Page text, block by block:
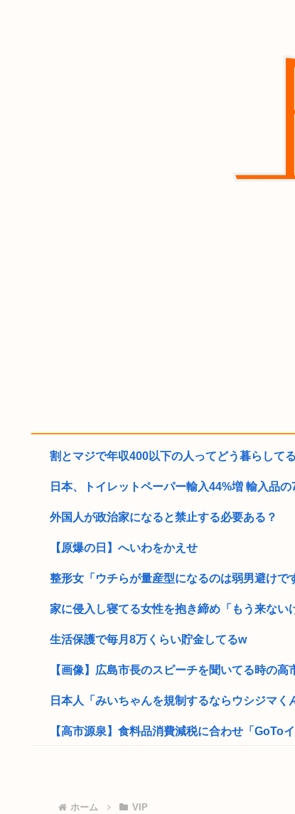
割とマジで年収400以下の人ってどう暮らして
日本、トイレットペーパー輸入44%増 輸入品
外国人が政治家になると禁止する必要ある？
【原爆の日】へいわをかえせ
整形女「ウチらが量産型になるのは弱男避けで
家に侵入し寝てる女性を抱き締め「もう来ない
生活保護で毎月8万くらい貯金してるw
【画像】広島市長のスピーチを聞いてる時の高
日本人「みいちゃんを規制するならウシジマく
【高市源泉】食料品消費減税に合わせ「GoTo
ホーム VIP